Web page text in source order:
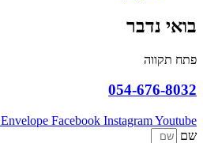
בואי נדבר
פתח תקווה
054-676-8032
Envelope Facebook InstagramYoutube
שם